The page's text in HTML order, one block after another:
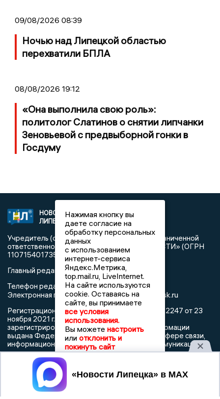
09/08/2026 08:39
Ночью над Липецкой областью
перехватили БПЛА
08/08/2026 19:12
«Она выполнила свою роль»:
политолог Слатинов о снятии липчанки
Зеновьевой с предвыборной гонки в
Госдуму
НОВОСТИ
ЛИПЕЦКА
2021 © NEWSLIPETSK.RU | СИ
«Новости Липецка»
Учредитель (соучредители): Общество с ограниченной
ответственностью «РЕГИОНАЛЬНЫЕ НОВОСТИ» (ОГРН
1107154017354)
Главный редактор: Герцог Е.Г.
Телефон редакции: +7 903 699 9427
Электронная почта редакции:info@newslipetsk.ru
Регистрационный номер: серия Эл № ФС77-82247 от 23
ноября 2021 г. согласно выписке из реестра
зарегистрированных средств массовой информации
выдана Федеральной службой по надзору в сфере связи,
информационных технологий и массовых коммуникаций
Нажимая кнопку вы
даете согласие на
обработку персональных
данных
с использованием
интернет-сервиса
Яндекс.Метрика,
top.mail.ru, LiveInternet.
На сайте используются
cookie. Оставаясь на
сайте, вы принимаете
все условия
использования.
Вы можете настроить
или отклонить и
покинуть сайт
Принять